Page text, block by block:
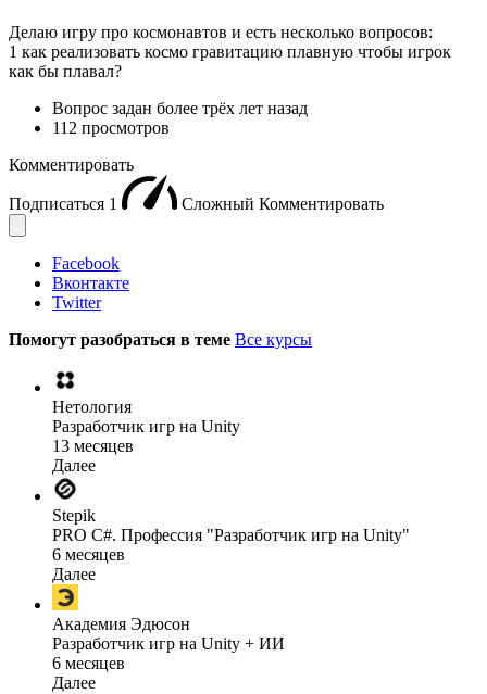
Делаю игру про космонавтов и есть несколько вопросов:
1 как реализовать космо гравитацию плавную чтобы игрок
как бы плавал?
Вопрос задан более трёх лет назад
112 просмотров
Комментировать
Подписаться 1 Сложный Комментировать
Facebook
Вконтакте
Twitter
Помогут разобраться в теме Все курсы
Нетология
Разработчик игр на Unity
13 месяцев
Далее
Stepik
PRO C#. Профессия "Разработчик игр на Unity"
6 месяцев
Далее
Академия Эдюсон
Разработчик игр на Unity + ИИ
6 месяцев
Далее